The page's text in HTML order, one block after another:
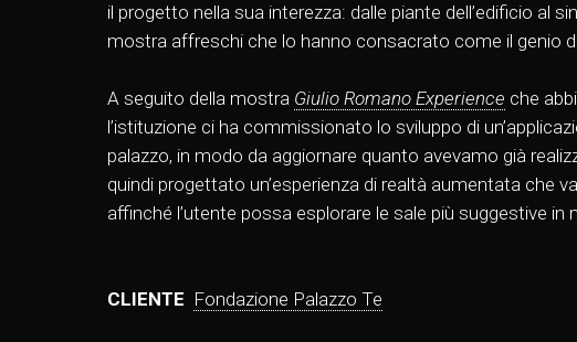
il progetto nella sua interezza: dalle piante dell’edificio al
mostra affreschi che lo hanno consacrato come il genio
A seguito della mostra Giulio Romano Experience che
l’istituzione ci ha commissionato lo sviluppo di
palazzo, in modo da aggiornare quanto avevamo già
quindi progettato un’esperienza di realtà aumentata che
affinché l’utente possa esplorare le sale più suggestive
CLIENTE Fondazione Palazzo Te